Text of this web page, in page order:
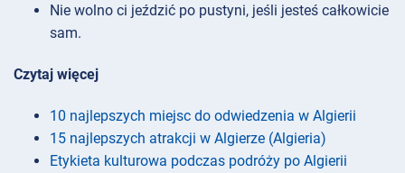
Nie wolno ci jeździć po pustyni, jeśli jesteś całkowicie
sam.
Czytaj więcej
10 najlepszych miejsc do odwiedzenia w Algierii
15 najlepszych atrakcji w Algierze (Algieria)
Etykieta kulturowa podczas podróży po Algierii